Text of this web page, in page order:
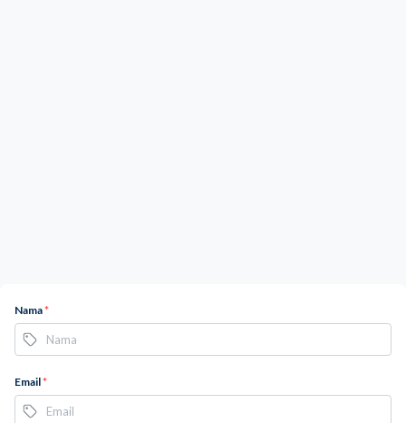
Nama*
Email*